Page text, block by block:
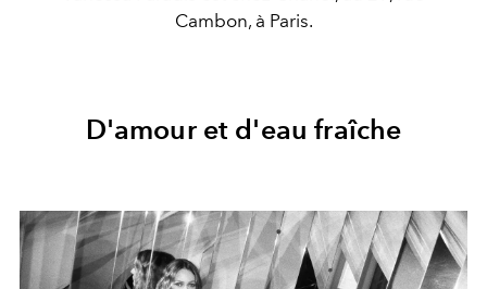
Cambon, à Paris.
D'amour et d'eau fraîche